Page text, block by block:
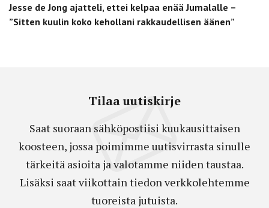
Jesse de Jong ajatteli, ettei kelpaa enää Jumalalle –
”Sitten kuulin koko kehollani rakkaudellisen äänen”
Tilaa uutiskirje
Saat suoraan sähköpostiisi kuukausittaisen
koosteen, jossa poimimme uutisvirrasta sinulle
tärkeitä asioita ja valotamme niiden taustaa.
Lisäksi saat viikottain tiedon verkkolehtemme
tuoreista jutuista.